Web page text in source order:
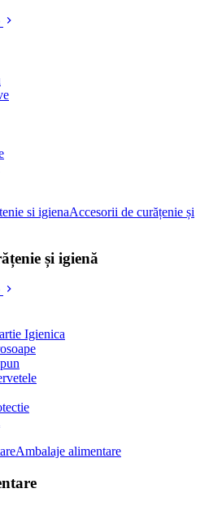
Accesorii de curățenie și
și igienă
Igienica
Ambalaje alimentare